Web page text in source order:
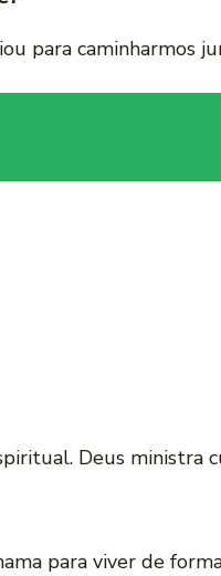
para caminharmos
Deus ministra
para viver de